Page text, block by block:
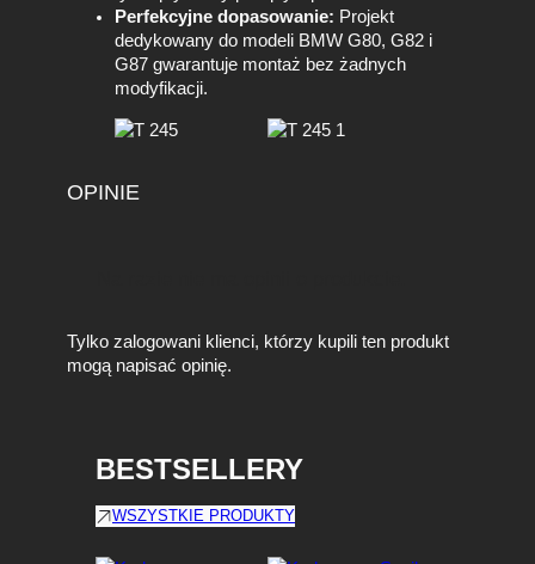
2
G
8
7
Perfekcyjne dopasowanie: Projekt
dedykowany do modeli BMW G80, G82 i
G87 gwarantuje montaż bez żadnych
modyfikacji.
OPINIE
Tylko zalogowani klienci, którzy kupili ten produkt
mogą napisać opinię.
BESTSELLERY
WSZYSTKIE PRODUKTY